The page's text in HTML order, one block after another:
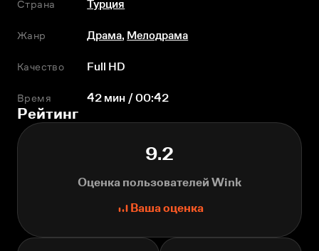
Страна
Турция
Жанр Драма, Мелодрама
Качество Full HD
Время 42 мин / 00:42
Рейтинг
9.2
Оценка пользователей Wink
Ваша оценка